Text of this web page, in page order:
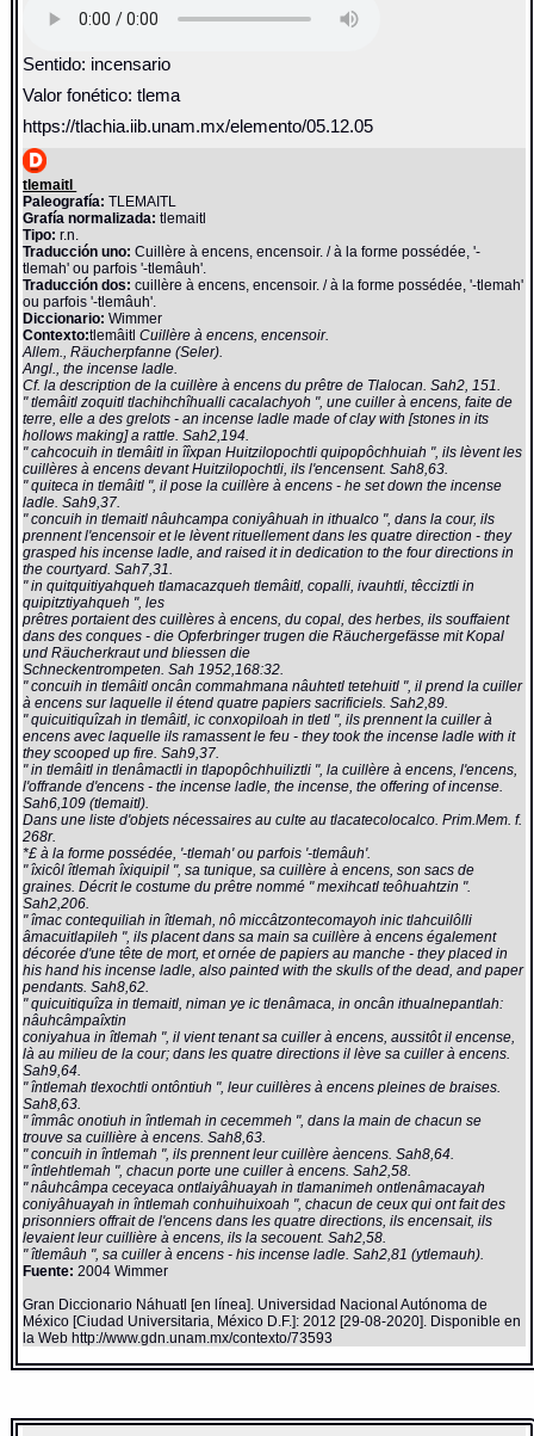
Sentido: incensario
Valor fonético: tlema
https://tlachia.iib.unam.mx/elemento/05.12.05
tlemaitl
Paleografía: TLEMAITL
Grafía normalizada: tlemaitl
Tipo: r.n.
Traducción uno: Cuillère à encens, encensoir. / à la forme possédée, '-
tlemah' ou parfois '-tlemâuh'.
Traducción dos: cuillère à encens, encensoir. / à la forme possédée, '-tlemah'
ou parfois '-tlemâuh'.
Diccionario:Wimmer
Contexto:tlemâitlCuillère à encens, encensoir.
Allem., Räucherpfanne (Seler).
Angl., the incense ladle.
Cf. la description de la cuillère à encens du prêtre de Tlalocan. Sah2, 151.
" tlemâitl zoquitl tlachihchîhualli cacalachyoh ", une cuiller à encens, faite de
terre, elle a des grelots - an incense ladle made of clay with [stones in its
hollows making] a rattle. Sah2,194.
" cahcocuih in tlemâitl in îîxpan Huitzilopochtli quipopôchhuiah ", ils lèvent les
cuillères à encens devant Huitzilopochtli, ils l'encensent. Sah8,63.
" quiteca in tlemâitl ", il pose la cuillère à encens - he set down the incense
ladle. Sah9,37.
" concuih in tlemaitl nâuhcampa coniyâhuah in ithualco ", dans la cour, ils
prennent l'encensoir et le lèvent rituellement dans les quatre direction - they
grasped his incense ladle, and raised it in dedication to the four directions in
the courtyard. Sah7,31.
" in quitquitiyahqueh tlamacazqueh tlemâitl, copalli, ivauhtli, têcciztli in
quipitztiyahqueh ", les
prêtres portaient des cuillères à encens, du copal, des herbes, ils souffaient
dans des conques - die Opferbringer trugen die Räuchergefässe mit Kopal
und Räucherkraut und bliessen die
Schneckentrompeten. Sah 1952,168:32.
" concuih in tlemâitl oncân commahmana nâuhtetl tetehuitl ", il prend la cuiller
à encens sur laquelle il étend quatre papiers sacrificiels. Sah2,89.
" quicuitiquîzah in tlemâitl, ic conxopiloah in tletl ", ils prennent la cuiller à
encens avec laquelle ils ramassent le feu - they took the incense ladle with it
they scooped up fire. Sah9,37.
" in tlemâitl in tlenâmactli in tlapopôchhuiliztli ", la cuillère à encens, l'encens,
l'offrande d'encens - the incense ladle, the incense, the offering of incense.
Sah6,109 (tlemaitl).
Dans une liste d'objets nécessaires au culte au tlacatecolocalco. Prim.Mem. f.
268r.
*£ à la forme possédée, '-tlemah' ou parfois '-tlemâuh'.
" îxicôl îtlemah îxiquipil ", sa tunique, sa cuillère à encens, son sacs de
graines. Décrit le costume du prêtre nommé " mexihcatl teôhuahtzin ".
Sah2,206.
" îmac contequiliah in îtlemah, nô miccâtzontecomayoh inic tlahcuilôlli
âmacuitlapileh ", ils placent dans sa main sa cuillère à encens également
décorée d'une tête de mort, et ornée de papiers au manche - they placed in
his hand his incense ladle, also painted with the skulls of the dead, and paper
pendants. Sah8,62.
" quicuitiquîza in tlemaitl, niman ye ic tlenâmaca, in oncân ithualnepantlah:
nâuhcâmpaîxtin
coniyahua in îtlemah ", il vient tenant sa cuiller à encens, aussitôt il encense,
là au milieu de la cour; dans les quatre directions il lève sa cuiller à encens.
Sah9,64.
" întlemah tlexochtli ontôntiuh ", leur cuillères à encens pleines de braises.
Sah8,63.
" îmmâc onotiuh in întlemah in cecemmeh ", dans la main de chacun se
trouve sa cuillière à encens. Sah8,63.
" concuih in întlemah ", ils prennent leur cuillère àencens. Sah8,64.
" întlehtlemah ", chacun porte une cuiller à encens. Sah2,58.
" nâuhcâmpa ceceyaca ontlaiyâhuayah in tlamanimeh ontlenâmacayah
coniyâhuayah in întlemah conhuihuixoah ", chacun de ceux qui ont fait des
prisonniers offrait de l'encens dans les quatre directions, ils encensait, ils
levaient leur cuillière à encens, ils la secouent. Sah2,58.
" îtlemâuh ", sa cuiller à encens - his incense ladle. Sah2,81 (ytlemauh).
Fuente: 2004 Wimmer
Gran Diccionario Náhuatl [en línea]. Universidad Nacional Autónoma de
México [Ciudad Universitaria, México D.F.]: 2012 [29-08-2020]. Disponible en
la Web http://www.gdn.unam.mx/contexto/73593